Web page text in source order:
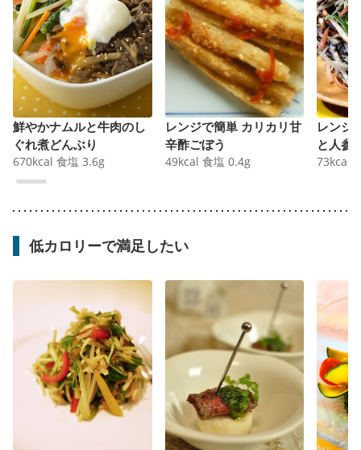
鮮やかナムルと牛肉のし
ぐれ煮どんぶり
670kcal 食塩 3.6g
レンジで簡単 カリカリ甘
辛酢ごぼう
49kcal 食塩 0.4g
レンジ
と人参
73kcal
低カロリーで満足したい